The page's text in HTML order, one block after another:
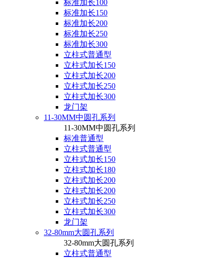
标准加长100
标准加长150
标准加长200
标准加长250
标准加长300
立柱式普通型
立柱式加长150
立柱式加长200
立柱式加长250
立柱式加长300
龙门架
11-30MM中圆孔系列
11-30MM中圆孔系列
标准普通型
立柱式普通型
立柱式加长150
立柱式加长180
立柱式加长200
立柱式加长200
立柱式加长250
立柱式加长300
龙门架
32-80mm大圆孔系列
32-80mm大圆孔系列
立柱式普通型